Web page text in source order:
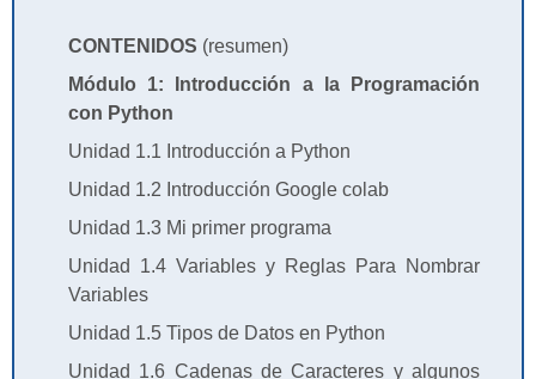
CONTENIDOS (resumen)
Módulo 1: Introducción a la Programación
con Python
Unidad 1.1 Introducción a Python
Unidad 1.2 Introducción Google colab
Unidad 1.3 Mi primer programa
Unidad 1.4 Variables y Reglas Para Nombrar
Variables
Unidad 1.5 Tipos de Datos en Python
Unidad 1.6 Cadenas de Caracteres y algunos